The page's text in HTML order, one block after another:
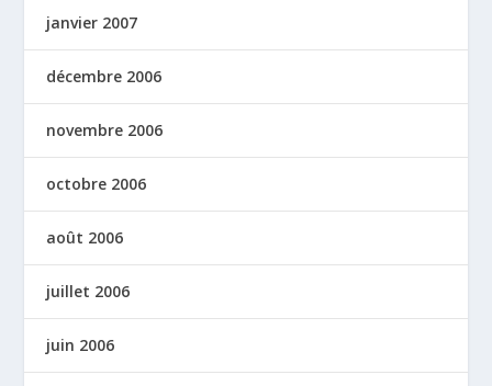
janvier 2007
décembre 2006
novembre 2006
octobre 2006
août 2006
juillet 2006
juin 2006